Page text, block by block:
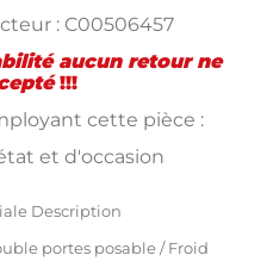
: C00506457
aucun retour ne
!!!
cette pièce :
et d'occasion
Description
portes posable / Froid